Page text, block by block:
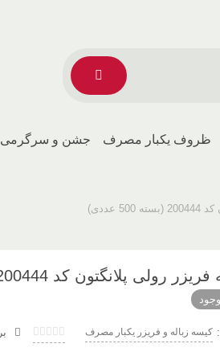
ظروف یکبار مصرف جشن و سرگرمی
عددی)
رولی پلانگتون کد 200444 (بسته 500 عددی)
کیسه زباله و فریزر یکبار مصرف